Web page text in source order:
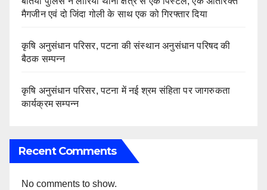
मैगजीन एवं दो जिंदा गोली के साथ एक को गिरफ्तार दिया
कृषि अनुसंधान परिसर, पटना की संस्थान अनुसंधान परिषद की
बैठक सम्पन्न
कृषि अनुसंधान परिसर, पटना में नई श्रम संहिता पर जागरुकता
कार्यक्रम सम्पन्न
Recent Comments
No comments to show.